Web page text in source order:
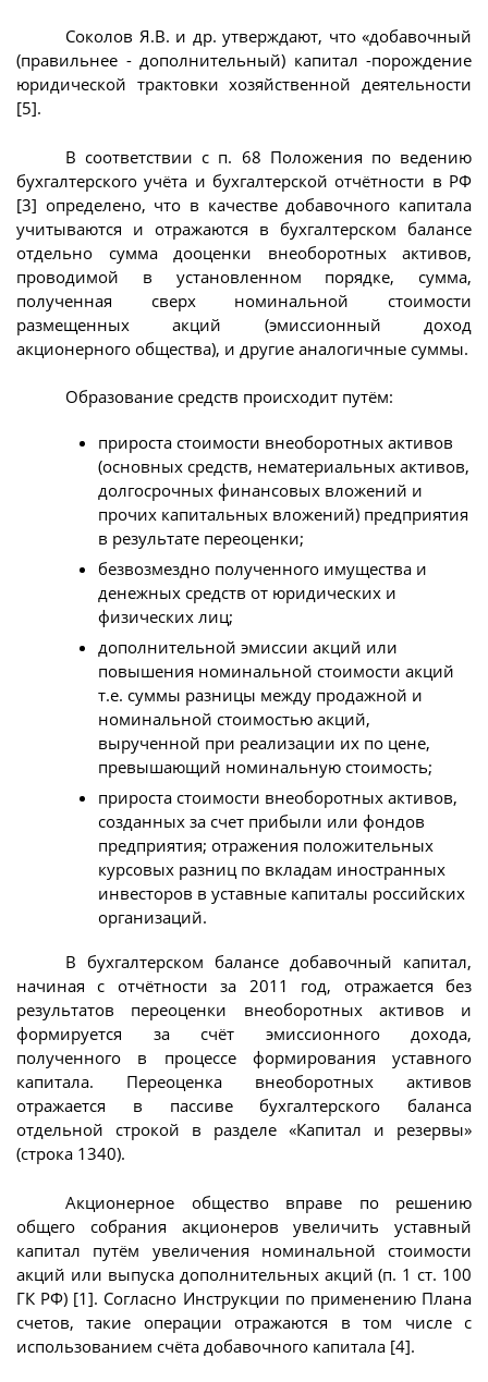
Соколов Я.В. и др. утверждают, что «добавочный
(правильнее - дополнительный) капитал -порождение
юридической трактовки хозяйственной деятельности
[5].
В соответствии с п. 68 Положения по ведению
бухгалтерского учёта и бухгалтерской отчётности в РФ
[3] определено, что в качестве добавочного капитала
учитываются и отражаются в бухгалтерском балансе
отдельно сумма дооценки внеоборотных активов,
проводимой в установленном порядке, сумма,
полученная сверх номинальной стоимости
размещенных акций (эмиссионный доход
акционерного общества), и другие аналогичные суммы.
Образование средств происходит путём:
прироста стоимости внеоборотных активов
(основных средств, нематериальных активов,
долгосрочных финансовых вложений и
прочих капитальных вложений) предприятия
в результате переоценки;
безвозмездно полученного имущества и
денежных средств от юридических и
физических лиц;
дополнительной эмиссии акций или
повышения номинальной стоимости акций
т.е. суммы разницы между продажной и
номинальной стоимостью акций,
вырученной при реализации их по цене,
превышающий номинальную стоимость;
прироста стоимости внеоборотных активов,
созданных за счет прибыли или фондов
предприятия; отражения положительных
курсовых разниц по вкладам иностранных
инвесторов в уставные капиталы российских
организаций.
В бухгалтерском балансе добавочный капитал,
начиная с отчётности за 2011 год, отражается без
результатов переоценки внеоборотных активов и
формируется за счёт эмиссионного дохода,
полученного в процессе формирования уставного
капитала. Переоценка внеоборотных активов
отражается в пассиве бухгалтерского баланса
отдельной строкой в разделе «Капитал и резервы»
(строка 1340).
Акционерное общество вправе по решению
общего собрания акционеров увеличить уставный
капитал путём увеличения номинальной стоимости
акций или выпуска дополнительных акций (п. 1 ст. 100
ГК РФ) [1]. Согласно Инструкции по применению Плана
счетов, такие операции отражаются в том числе с
использованием счёта добавочного капитала [4].